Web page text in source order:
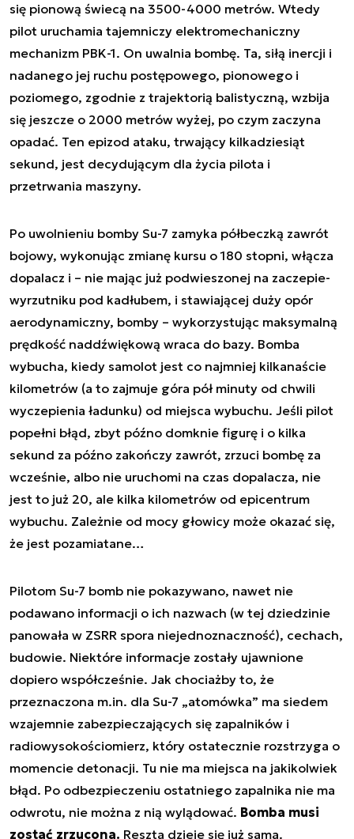
się pionową świecą na 3500-4000 metrów. Wtedy
pilot uruchamia tajemniczy elektromechaniczny
mechanizm PBK-1. On uwalnia bombę. Ta, siłą inercji i
nadanego jej ruchu postępowego, pionowego i
poziomego, zgodnie z trajektorią balistyczną, wzbija
się jeszcze o 2000 metrów wyżej, po czym zaczyna
opadać. Ten epizod ataku, trwający kilkadziesiąt
sekund, jest decydującym dla życia pilota i
przetrwania maszyny.
Po uwolnieniu bomby Su-7 zamyka półbeczką zawrót
bojowy, wykonując zmianę kursu o 180 stopni, włącza
dopalacz i – nie mając już podwieszonej na zaczepie-
wyrzutniku pod kadłubem, i stawiającej duży opór
aerodynamiczny, bomby – wykorzystując maksymalną
prędkość naddźwiękową wraca do bazy. Bomba
wybucha, kiedy samolot jest co najmniej kilkanaście
kilometrów (a to zajmuje góra pół minuty od chwili
wyczepienia ładunku) od miejsca wybuchu. Jeśli pilot
popełni błąd, zbyt późno domknie figurę i o kilka
sekund za późno zakończy zawrót, zrzuci bombę za
wcześnie, albo nie uruchomi na czas dopalacza, nie
jest to już 20, ale kilka kilometrów od epicentrum
wybuchu. Zależnie od mocy głowicy może okazać się,
że jest pozamiatane…
Pilotom Su-7 bomb nie pokazywano, nawet nie
podawano informacji o ich nazwach (w tej dziedzinie
panowała w ZSRR spora niejednoznaczność), cechach,
budowie. Niektóre informacje zostały ujawnione
dopiero współcześnie. Jak chociażby to, że
przeznaczona m.in. dla Su-7 „atomówka” ma siedem
wzajemnie zabezpieczających się zapalników i
radiowysokościomierz, który ostatecznie rozstrzyga o
momencie detonacji. Tu nie ma miejsca na jakikolwiek
błąd. Po odbezpieczeniu ostatniego zapalnika nie ma
odwrotu, nie można z nią wylądować. Bomba musi
zostać zrzucona. Reszta dzieje się już sama.